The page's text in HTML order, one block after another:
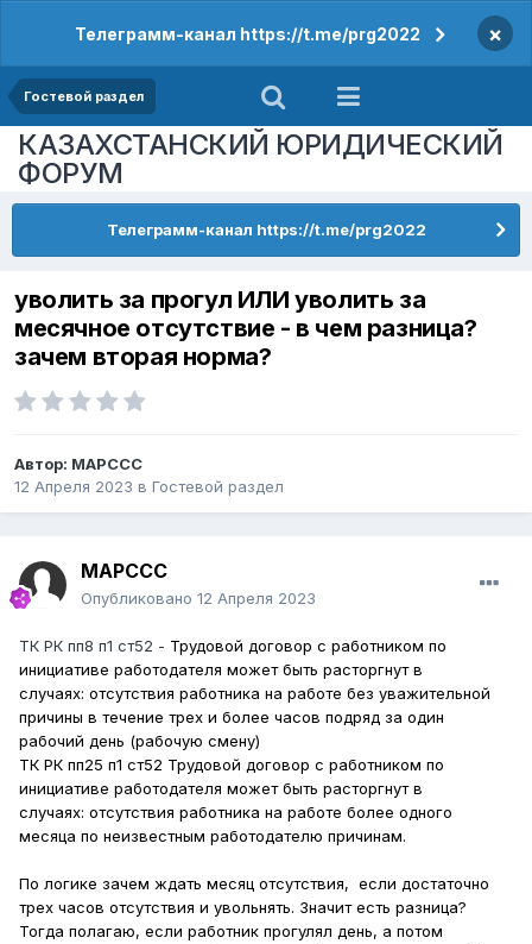
Телеграмм-канал https://t.me/prg2022 ×
Гостевой раздел
КАЗАХСТАНСКИЙ ЮРИДИЧЕСКИЙ
ФОРУМ
Телеграмм-канал https://t.me/prg2022
уволить за прогул ИЛИ уволить за
месячное отсутствие - в чем разница?
зачем вторая норма?
Автор: MAPCCC
12 Апреля 2023 в Гостевой раздел
MAPCCC
Опубликовано 12 Апреля 2023
ТК РК пп8 п1 ст52 - Трудовой договор с работником по
инициативе работодателя может быть расторгнут в
случаях: отсутствия работника на работе без уважительной
причины в течение трех и более часов подряд за один
рабочий день (рабочую смену)
ТК РК пп25 п1 ст52 Трудовой договор с работником по
инициативе работодателя может быть расторгнут в
случаях: отсутствия работника на работе более одного
месяца по неизвестным работодателю причинам.
По логике зачем ждать месяц отсутствия, если достаточно
трех часов отсутствия и увольнять. Значит есть разница?
Тогда полагаю, если работник прогулял день, а потом